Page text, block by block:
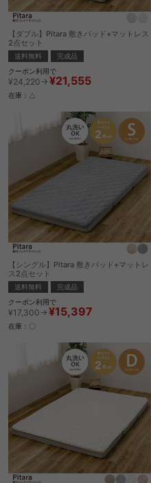
【ダブル】Pitara 敷きパッド+マットレス
2点セット
送料無料
完成品
クーポン利用で
¥24,220→ ¥21,555
在庫：△
【シングル】Pitara 敷きパッド+マットレ
ス2点セット
送料無料
完成品
クーポン利用で
¥17,300→ ¥15,397
在庫：〇